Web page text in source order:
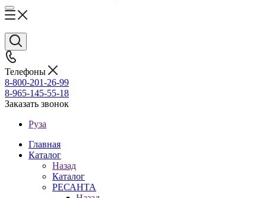
Телефоны
8-800-201-26-99
8-965-145-55-18
Заказать звонок
Руза
Главная
Каталог
Назад
Каталог
РЕСАНТА